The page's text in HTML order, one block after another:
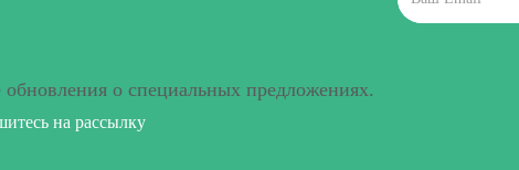
о специальных предложениях.
на рассылку